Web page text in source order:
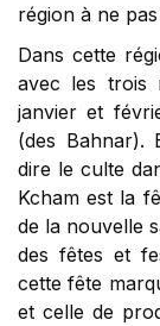
région à ne
Dans cette
avec les trois
janvier et
(des Bahnar).
dire le culte
Kcham est la
de la nouvelle
des fêtes et
cette fête
et celle de